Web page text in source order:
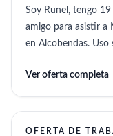
Soy Runel, tengo
amigo para asistir a
en Alcobendas. Uso silla de ruedas eléctrica y busco ayuda
de julio para ir al
Mi amigo estará
sería principalmente
Ver oferta completa
OFERTA DE